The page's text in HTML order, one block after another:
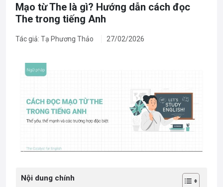
Mạo từ The là gì? Hướng dẫn cách đọc
The trong tiếng Anh
Tác giả: Tạ Phương Thảo 27/02/2026
Nội dung chính